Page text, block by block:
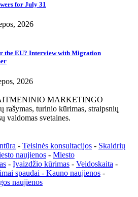
for July 31
2026
the EU? Interview with Migration
2026
MARKETINGO
turinio kūrimas, straipsnių
valdomas svetaines.
- Teisinės konsultacijos - Skaidrių
naujienos - Miesto
- Įvaizdžio kūrimas - Veidoskaita -
spaudai - Kauno naujienos -
naujienos